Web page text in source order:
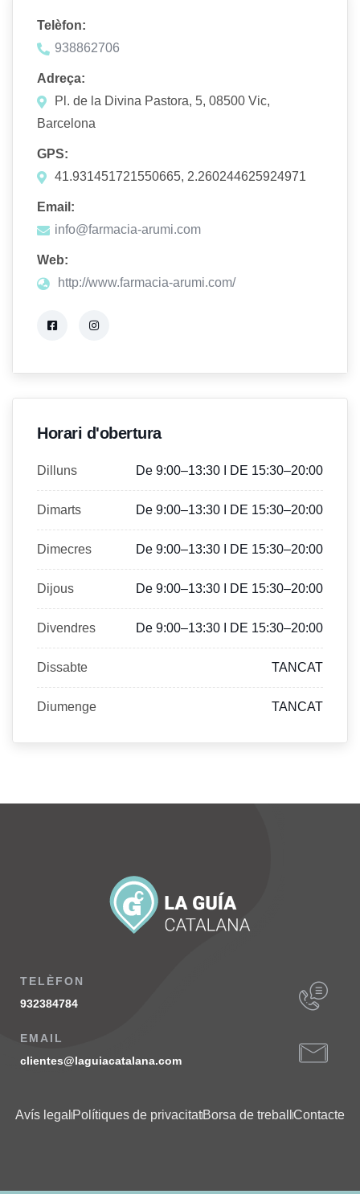
Telèfon:
938862706
Adreça:
Pl. de la Divina Pastora, 5, 08500 Vic,
Barcelona
GPS:
41.931451721550665, 2.260244625924971
Email:
info@farmacia-arumi.com
Web:
http://www.farmacia-arumi.com/
Horari d'obertura
Dilluns De 9:00–13:30 I DE 15:30–20:00
Dimarts De 9:00–13:30 I DE 15:30–20:00
Dimecres De 9:00–13:30 I DE 15:30–20:00
Dijous De 9:00–13:30 I DE 15:30–20:00
Divendres De 9:00–13:30 I DE 15:30–20:00
Dissabte TANCAT
Diumenge TANCAT
TELÈFON
932384784
EMAIL
clientes@laguiacatalana.com
Avís legal Polítiques de privacitatBorsa de treball Contacte